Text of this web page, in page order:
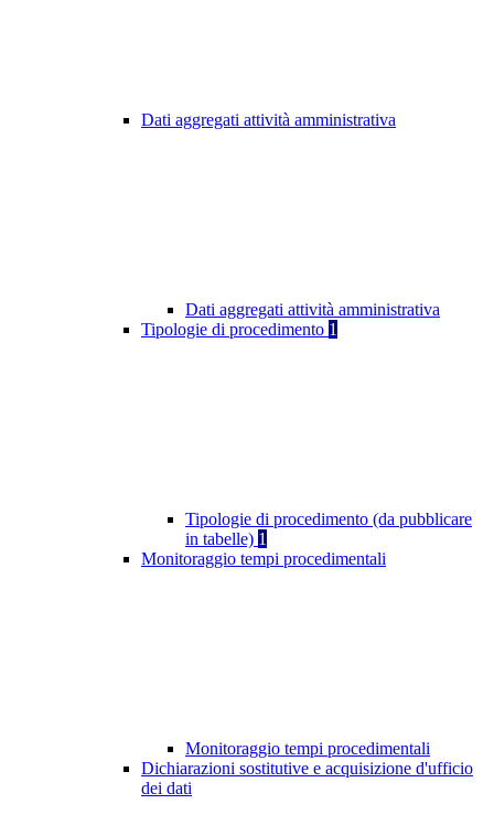
Dati aggregati attività amministrativa
Dati aggregati attività amministrativa
Tipologie di procedimento 1
Tipologie di procedimento (da pubblicare
in tabelle) 1
Monitoraggio tempi procedimentali
Monitoraggio tempi procedimentali
Dichiarazioni sostitutive e acquisizione d'ufficio
dei dati